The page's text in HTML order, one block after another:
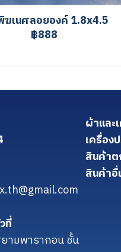
ฆเนศลอยองค์ 1.8x4.5
฿888
ที่
ามพารากอน ชั้น
ผ้าและ
เครื่อง
สินค้าต
สินค้าอื่